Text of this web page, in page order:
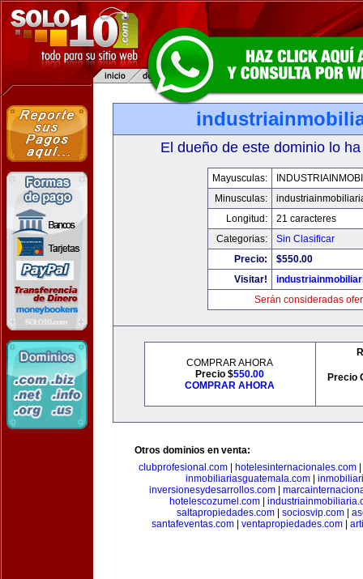
El dueño de este dominio lo
Mayusculas:
Minusculas:
Longitud:
21 caracteres
Categorias:
Sin Clasificar
Precio:
$550.00
Visitar!
Serán consideradas
COMPRAR AHORA
Precio $550.00
COMPRAR AHORA
Precio
Otros dominios en venta:
clubprofesional.com
hotelesinternacionales.com
inmobiliariasguatemala.com
inversionesydesarrollos.com|
hotelescozumel.com
saltapropiedades.com| sociosvip.com|
santafeventas.com| ventapropiedades.com|